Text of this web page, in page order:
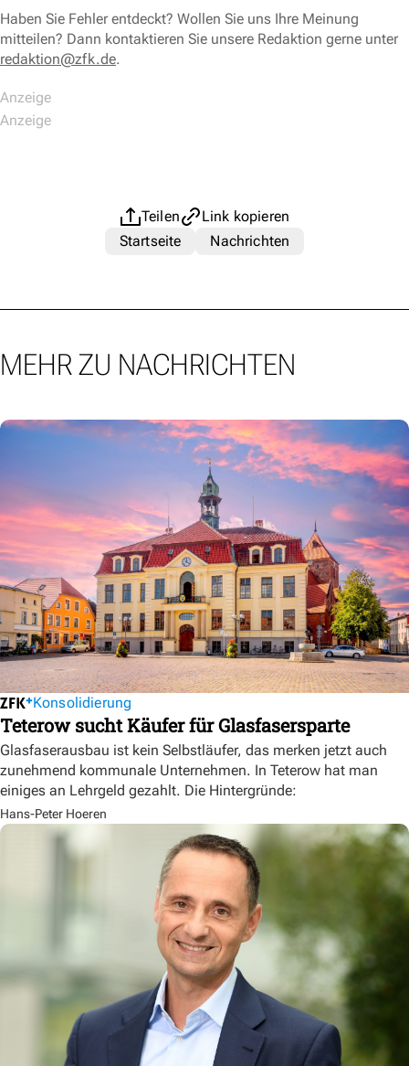
Haben Sie Fehler entdeckt? Wollen Sie uns Ihre Meinung
mitteilen? Dann kontaktieren Sie unsere Redaktion gerne unter
redaktion@zfk.de.
Teilen
Link kopieren
Startseite
Nachrichten
MEHR ZU NACHRICHTEN
Konsolidierung
Teterow sucht Käufer für Glasfasersparte
Glasfaserausbau ist kein Selbstläufer, das merken jetzt auch
zunehmend kommunale Unternehmen. In Teterow hat man
einiges an Lehrgeld gezahlt. Die Hintergründe:
Hans-Peter Hoeren